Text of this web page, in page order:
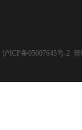
沪ICP备05007645号-2